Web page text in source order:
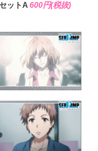
ットA600円(税抜)